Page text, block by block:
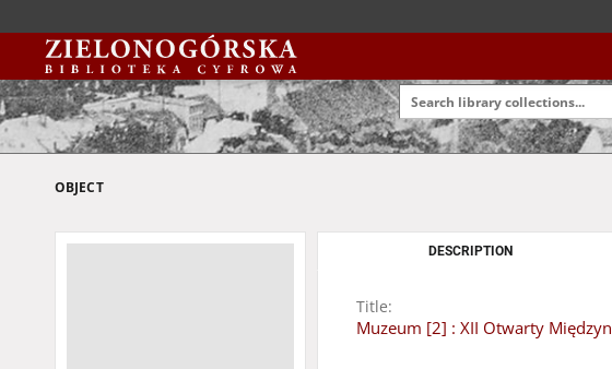
OBJECT
DESCRIPTION
Title:
Muzeum [2] : XII Otwarty